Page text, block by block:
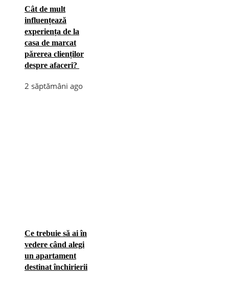
Cât de mult
influențează
experiența de la
casa de marcat
părerea clienților
despre afaceri?
2 săptămâni ago
Ce trebuie să ai în
vedere când alegi
un apartament
destinat închirierii